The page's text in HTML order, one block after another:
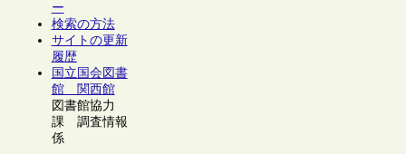
ー
検索の方法
サイトの更新
履歴
国立国会図書
館 関西館
図書館協力
課 調査情報
係